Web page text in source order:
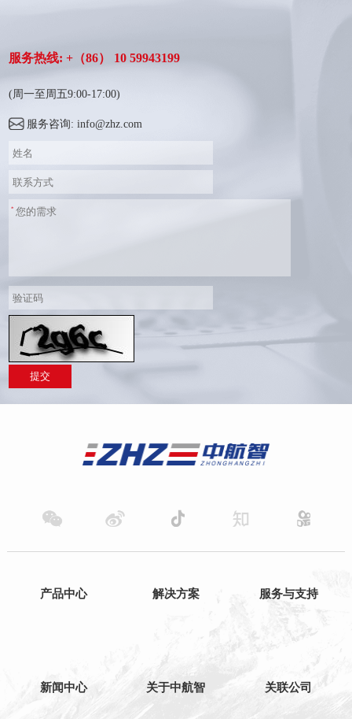
服务热线: +（86） 10 59943199
(周一至周五9:00-17:00)
服务咨询: info@zhz.com
提交
产品中心 解决方案 服务与支持
新闻中心 关于中航智 关联公司